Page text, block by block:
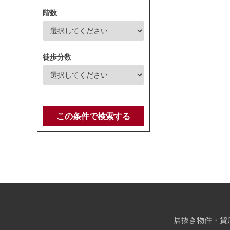
階数
徒歩分数
この条件で検索する
居抜き物件・貸